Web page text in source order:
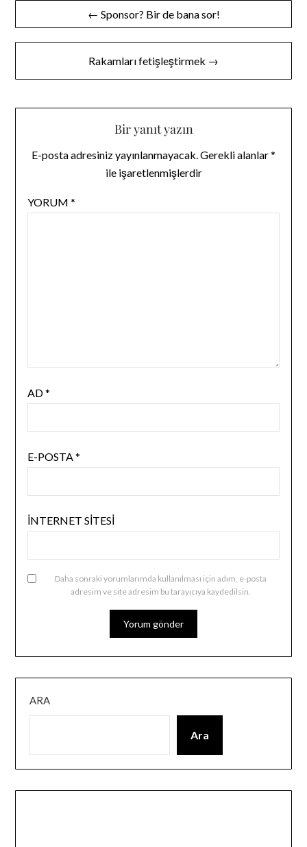
Yazı
gezinmesi
← Sponsor? Bir de bana sor!
Rakamları fetişleştirmek →
Bir yanıt yazın
E-posta adresiniz yayınlanmayacak.Gerekli alanlar*
ile işaretlenmişlerdir
YORUM *
AD*
E-POSTA*
İNTERNET SITESI
Daha sonraki yorumlarımda kullanılması için adım, e-posta
adresim ve site adresim bu tarayıcıya kaydedilsin.
ARA
Ara